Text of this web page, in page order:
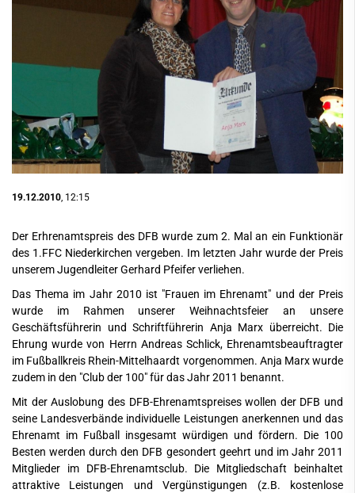
19.12.2010 , 12:15
Der Erhrenamtspreis des DFB wurde zum 2. Mal an ein Funktionär
des 1.FFC Niederkirchen vergeben. Im letzten Jahr wurde der Preis
unserem Jugendleiter Gerhard Pfeifer verliehen.
Das Thema im Jahr 2010 ist "Frauen im Ehrenamt" und der Preis
wurde im Rahmen unserer Weihnachtsfeier an unsere
Geschäftsführerin und Schriftführerin Anja Marx überreicht. Die
Ehrung wurde von Herrn Andreas Schlick, Ehrenamtsbeauftragter
im Fußballkreis Rhein-Mittelhaardt vorgenommen. Anja Marx wurde
zudem in den "Club der 100" für das Jahr 2011 benannt.
Mit der Auslobung des DFB-Ehrenamtspreises wollen der DFB und
seine Landesverbände individuelle Leistungen anerkennen und das
Ehrenamt im Fußball insgesamt würdigen und fördern. Die 100
Besten werden durch den DFB gesondert geehrt und im Jahr 2011
Mitglieder im DFB-Ehrenamtsclub. Die Mitgliedschaft beinhaltet
attraktive Leistungen und Vergünstigungen (z.B. kostenlose